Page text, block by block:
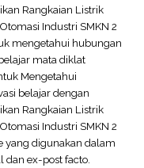
Rangkaian Listrik
Industri SMKN 2
mengetahui hubungan
mata diklat
Mengetahui
belajar dengan
Rangkaian Listrik
Industri SMKN 2
yang digunakan dalam
dan ex-post facto.